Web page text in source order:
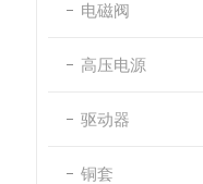
电磁阀
高压电源
驱动器
铜套